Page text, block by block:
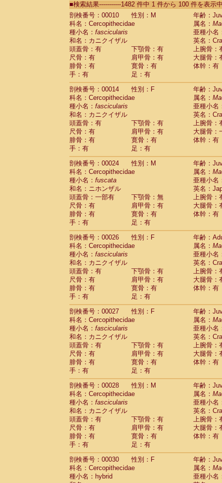
CebidaeSaguinus labiatus(0)
Cebidae Saguinus leucopus (6)
CebidaeSaguinus midas
CebidaeSaguinus mystax
CebidaeSaguinus nigricollis (34)
Cebidae Saguinus oedipus
Cebidae Saguinus weddelli
Cebidae Saguinusspp.
Cebidae Aotus trivirgatus
Cebidae Cebus albifrons
CebidaeCebus apella
CebidaeCebus capucinus
CebidaeCebus nigrivittatus
Cebidae Cebusspp.(0)
Cebidae Saimiri boliviensis
Cebidae Saimiri sciureus
Atelidae Alouatta caraya
AtelidaeAlouatta fusca
AtelidaeAlouatta seniculus
AtelidaeAlouatta
Atelidae
Atelidae Ateles geoffroyi
Atelidae Ateles paniscus
Atelidae Atelesspp.
Atelidae Lagothrix lagothricha
AtelidaeLagothrix lagothricha cana(0)
Pitheciidae
Cacajao calvus
PitheciidaeCallicebus cupreus(2)
Pitheciidae Callicebus donacophilus(0)
Pitheciidae Callicebus moloch(0)
Pitheciidae Callicebus torquatus(0)
Pitheciidae Callicebus
Pitheciidae Chiropotes satanas
Pitheciidae Pithecia monachus
Pitheciidae Pithecia pithecia (0)
Cercopithecidae Cercocebus agilis (0)
Cercopithecidae
Cercocebus
Cercopithecidae
Cercocebus
CercopithecidaeCercocebus
CercopithecidaeCercocebus
CercopithecidaeCercocebus hybrid(2)
CercopithecidaeCercocebus
CercopithecidaeLophocebus
Cercopithecidae
(0)
Cercopithecidae Papio cynocephalus
Cercopithecidae Papio hamadryas(2)
CercopithecidaePapio papio
CercopithecidaePapio
CercopithecidaeMandrillus
CercopithecidaeMandrillus sphinx
CercopithecidaeTheropithecus
CercopithecidaeMacaca arctoides(4)
Cercopithecidae Macaca assamensis
Cercopithecidae
Macaca
■検索結果-----------1482 件中 1 件から 100 件を表示
剖検番号：00010
性別：M
年齢：
科名：Cercopithecidae
属名：
種小名： fascicularis
亜種小名
和名：カニクイザル
英名：
頭蓋骨：有
下顎骨：有
上腕骨：
尺骨：有
肩甲骨：有
大腿骨：
腓骨：有
寛骨：有
体幹：有
手：有
足：有
剖検番号：00014
性別：F
年齢：
科名：Cercopithecidae
属名：
種小名： fascicularis
亜種小名
和名：カニクイザル
英名：
頭蓋骨：有
下顎骨：有
上腕骨：
尺骨：有
肩甲骨：有
大腿骨：
腓骨：有
寛骨：有
体幹：有
手：有
足：有
剖検番号：00024
性別：M
年齢：
科名：Cercopithecidae
属名：
種小名： fuscata
亜種小名
和名：ニホンザル
英名：
頭蓋骨：一部有
下顎骨：無
上腕骨：
尺骨：有
肩甲骨：有
大腿骨：
腓骨：有
寛骨：有
体幹：有
手：有
足：有
剖検番号：00026
性別：F
年齢：
科名：Cercopithecidae
属名：
種小名： fascicularis
亜種小名
和名：カニクイザル
英名：
頭蓋骨：有
下顎骨：有
上腕骨：
尺骨：有
肩甲骨：有
大腿骨：
腓骨：有
寛骨：有
体幹：有
手：有
足：有
剖検番号：00027
性別：F
年齢：
科名：Cercopithecidae
属名：
種小名： fascicularis
亜種小名
和名：カニクイザル
英名：
頭蓋骨：有
下顎骨：有
上腕骨：
尺骨：有
肩甲骨：有
大腿骨：
腓骨：有
寛骨：有
体幹：有
手：有
足：有
剖検番号：00028
性別：M
年齢：
科名：Cercopithecidae
属名：
種小名： fascicularis
亜種小名
和名：カニクイザル
英名：
頭蓋骨：有
下顎骨：有
上腕骨：
尺骨：有
肩甲骨：有
大腿骨：
腓骨：有
寛骨：有
体幹：有
手：有
足：有
剖検番号：00030
性別：F
年齢：
科名：Cercopithecidae
属名：
種小名：hybrid
亜種小名